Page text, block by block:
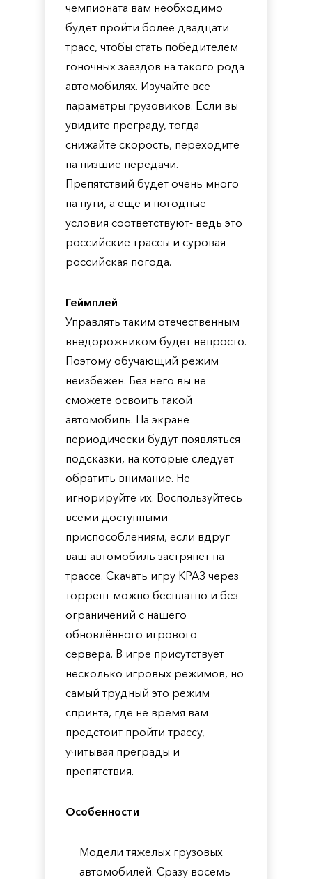
чемпионата вам необходимо
будет пройти более двадцати
трасс, чтобы стать победителем
гоночных заездов на такого рода
автомобилях. Изучайте все
параметры грузовиков. Если вы
увидите преграду, тогда
снижайте скорость, переходите
на низшие передачи.
Препятствий будет очень много
на пути, а еще и погодные
условия соответствуют- ведь это
российские трассы и суровая
российская погода.
Геймплей
Управлять таким отечественным
внедорожником будет непросто.
Поэтому обучающий режим
неизбежен. Без него вы не
сможете освоить такой
автомобиль. На экране
периодически будут появляться
подсказки, на которые следует
обратить внимание. Не
игнорируйте их. Воспользуйтесь
всеми доступными
приспособлениям, если вдруг
ваш автомобиль застрянет на
трассе. Скачать игру КРАЗ через
торрент можно бесплатно и без
ограничений с нашего
обновлённого игрового
сервера. В игре присутствует
несколько игровых режимов, но
самый трудный это режим
спринта, где не время вам
предстоит пройти трассу,
учитывая преграды и
препятствия.
Особенности
Модели тяжелых грузовых
автомобилей. Сразу восемь